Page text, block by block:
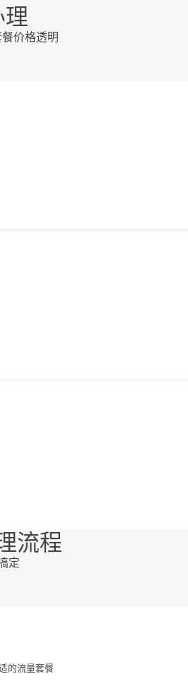
餐价格透明
流程
定
的流量套餐